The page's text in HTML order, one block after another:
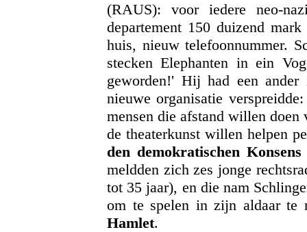
(RAUS): voor iedere neo-
departement 150 duizend
huis, nieuw telefoonnummer.
stecken Elephanten in ein
geworden!' Hij had een
nieuwe organisatie
mensen die afstand willen
de theaterkunst willen helpen
den demokratischen
meldden zich zes jonge
tot 35 jaar), en die nam
om te spelen in zijn aldaar te
Hamlet.